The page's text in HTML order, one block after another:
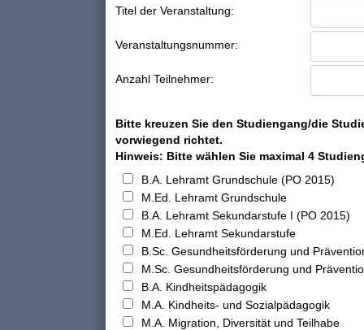
Titel der Veranstaltung:
Veranstaltungsnummer:
Anzahl Teilnehmer:
Bitte kreuzen Sie den Studiengang/die
vorwiegend richtet.
Hinweis: Bitte wählen Sie maximal 4
B.A. Lehramt Grundschule (PO 2015)
M.Ed. Lehramt Grundschule
B.A. Lehramt Sekundarstufe I (PO 2015)
M.Ed. Lehramt Sekundarstufe
B.Sc. Gesundheitsförderung und
M.Sc. Gesundheitsförderung und
B.A. Kindheitspädagogik
M.A. Kindheits- und Sozialpädagogik
M.A. Migration, Diversität und Teilhabe